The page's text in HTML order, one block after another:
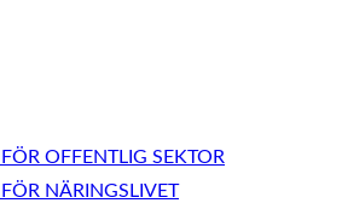
OFFENTLIG SEKTOR
NÄRINGSLIVET